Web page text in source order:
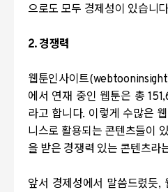
으로도 모두 경제성이 있습니다
2. 경쟁력
웹툰인사이트
에서 연재 중인 웹툰은 총
라고 합니다. 이렇게 수많은
니스로 활용되는 콘텐츠들이
을 받은 경쟁력 있는 콘텐츠라
앞서 경제성에서 말씀드렸듯,